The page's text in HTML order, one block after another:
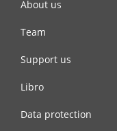
About us
Team
Support us
Libro
Data protection